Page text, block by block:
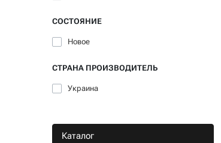
СОСТОЯНИЕ
Новое
СТРАНА ПРОИЗВОДИТЕЛЬ
Украина
Каталог